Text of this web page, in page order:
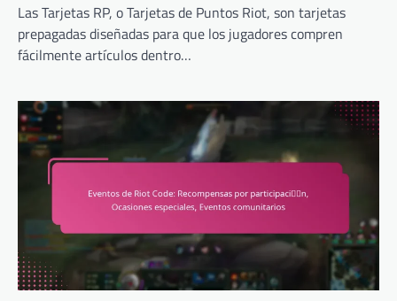
Las Tarjetas RP, o Tarjetas de Puntos Riot, son tarjetas
prepagadas diseñadas para que los jugadores compren
fácilmente artículos dentro…